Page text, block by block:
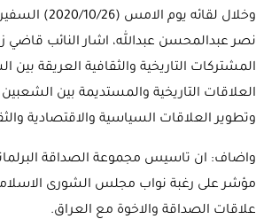
وخلال لقائه يوم
نصر عبدالمحسن عبدالله، اشار النائب قاضي
المشتركات التاريخية والثقافية العريقة بين
العلاقات التاريخية والمستديمة بين
وتطوير العلاقات السياسية والاقتصادية
واضاف: ان تاسيس مجموعة الصداقة البرلمانية
مؤشر على رغبة نواب مجلس الشورى
علاقات الصداقة والاخوة مع العراق.